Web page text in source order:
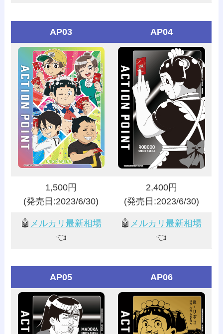
AP03 AP04
1,500円
(発売日:2023/6/30)
2,400円
(発売日:2023/6/30)
🤖 メルカリ最新相場
👈️
🤖 メルカリ最新相場
👈️
AP05 AP06